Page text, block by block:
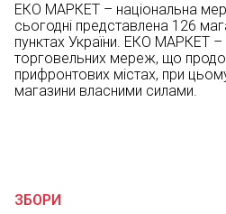
ЕКО МАРКЕТ – національна
сьогодні представлена 126
пунктах України. ЕКО МАРКЕТ
торговельних мереж, що
прифронтових містах, при
магазини власними силами.
ЗБОРИ